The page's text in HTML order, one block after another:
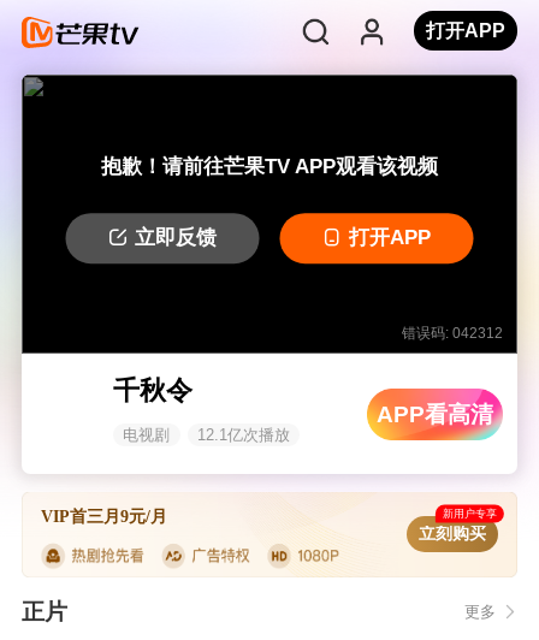
打开APP
抱歉！请前往芒果TV APP观看该视频
立即反馈 打开APP
错误码: 042312
千秋令
电视剧 12.1亿次播放
APP看高清
VIP首三月9元/月 新用户专享
立刻购买
正片 更多